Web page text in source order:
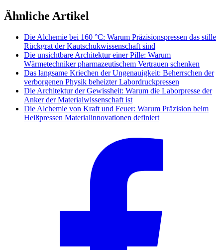
Ähnliche Artikel
Die Alchemie bei 160 °C: Warum Präzisionspressen das stille
Rückgrat der Kautschukwissenschaft sind
Die unsichtbare Architektur einer Pille: Warum
Wärmetechniker pharmazeutischem Vertrauen schenken
Das langsame Kriechen der Ungenauigkeit: Beherrschen der
verborgenen Physik beheizter Labordruckpressen
Die Architektur der Gewissheit: Warum die Laborpresse der
Anker der Materialwissenschaft ist
Die Alchemie von Kraft und Feuer: Warum Präzision beim
Heißpressen Materialinnovationen definiert